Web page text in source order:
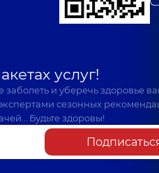
услуг!
и уберечь здоровье
сезонных
Будьте здоровы!